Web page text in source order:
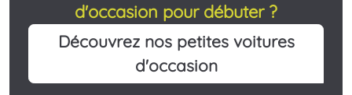
d'occasion pour débuter ?
Découvrez nos petites voitures
d'occasion